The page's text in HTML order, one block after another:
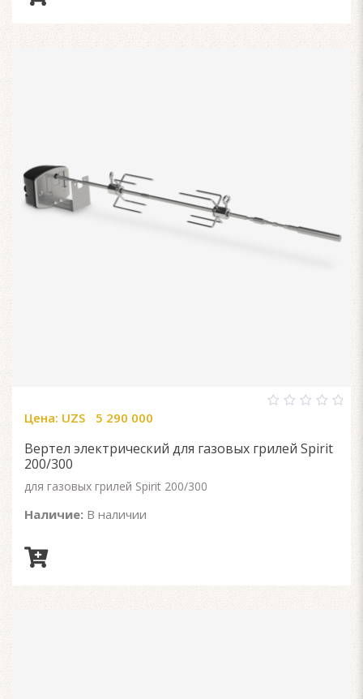
5
Цена: UZS 5 290 000
Вертел электрический для газовых грилей Spirit
200/300
для газовых грилей Spirit 200/300
Наличие: В наличии